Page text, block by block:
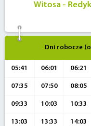
Witosa -
Dni robocze
05:41 06:01 06:21
07:35 07:50 08:05
09:33 10:03 10:33
13:03 13:33 14:03